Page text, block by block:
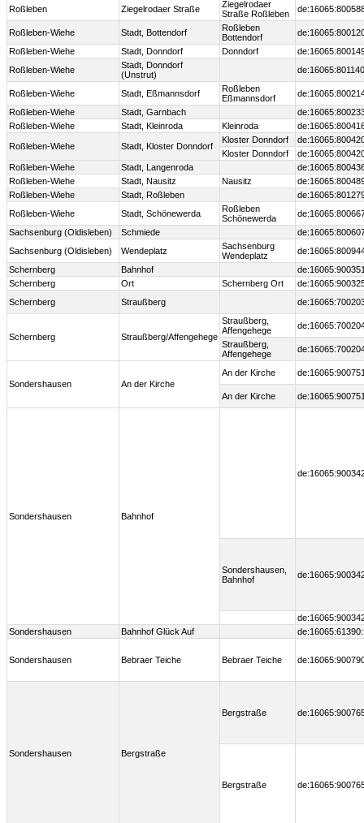
Roßleben Ziegelrodaer Straße
Ziegelrodaer
Straße Roßleben
Roßleben-Wiehe Stadt, Bottendorf
Roßleben
Bottendorf
Roßleben-Wiehe
Stadt, Donndorf Donndorf
Roßleben-Wiehe
Stadt, Donndorf
(Unstrut)
Roßleben-Wiehe Stadt, Eßmannsdorf
Roßleben
Eßmannsdorf
Roßleben-Wiehe
Stadt, Garnbach
Roßleben-Wiehe
Stadt, Kleinroda Kleinroda
Roßleben-Wiehe Stadt, Kloster Donndorf
Kloster Donndorf
Kloster Donndorf
Roßleben-Wiehe
Stadt, Langenroda
Roßleben-Wiehe
Stadt, Nausitz Nausitz
Roßleben-Wiehe
Stadt, Roßleben
Roßleben-Wiehe
Stadt, Schönewerda
Roßleben
Schönewerda
Sachsenburg (Oldisleben)
Schmiede
Sachsenburg (Oldisleben)
Wendeplatz
Sachsenburg
Wendeplatz
Schernberg
Bahnhof
Schernberg
Ort Schernberg Ort
Schernberg
Straußberg
Schernberg Straußberg/Affengehege
Straußberg,
Affengehege
Straußberg,
Affengehege
Sondershausen An der Kirche
An der Kirche
An der Kirche
Sondershausen Bahnhof
Sondershausen,
Bahnhof
Sondershausen
Bahnhof Glück Auf
Sondershausen Bebraer Teiche Bebraer Teiche
Sondershausen Bergstraße
Bergstraße
Bergstraße